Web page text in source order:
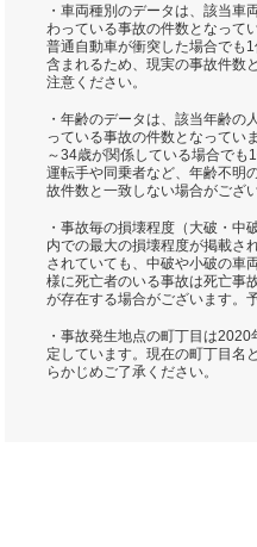
・車両種別のデータは、該当車
わっている事故の件数となって
普通自動車が衝突した場合でも
含まれるため、現実の事故件数
注意ください。
・年齢のデータは、該当年齢の
っている事故の件数となってい
～34歳が関係している場合でも
運転手や同乗者など、年齢不明
故件数と一致しない場合がござ
・事故毎の損壊程度（大破・中
内での最大の損壊程度が掲載さ
されていても、中破や小破の車
様に死亡者のいる事故は死亡事
が存在する場合がございます。
・事故発生地点の町丁目は
定しています。現在の町丁目名
らかじめご了承ください。